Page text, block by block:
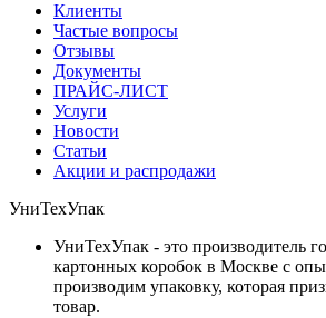
Клиенты
Частые вопросы
Отзывы
Документы
ПРАЙС-ЛИСТ
Услуги
Новости
Статьи
Акции и распродажи
УниТехУпак
УниТехУпак - это производитель
картонных коробок в Москве с
производим упаковку, которая
товар.